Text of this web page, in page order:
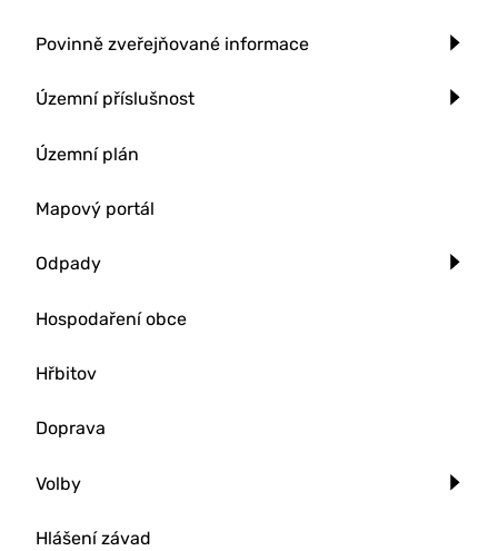
Povinně zveřejňované informace
Územní příslušnost
Územní plán
Mapový portál
Odpady
Hospodaření obce
Hřbitov
Doprava
Volby
Hlášení závad